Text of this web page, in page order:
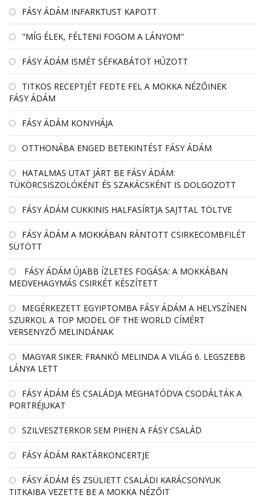
FÁSY ÁDÁM INFARKTUST KAPOTT
"MÍG ÉLEK, FÉLTENI FOGOM A LÁNYOM"
FÁSY ÁDÁM ISMÉT SÉFKABÁTOT HÚZOTT
TITKOS RECEPTJÉT FEDTE FEL A MOKKA NÉZŐINEK
FÁSY ÁDÁM
FÁSY ÁDÁM KONYHÁJA
OTTHONÁBA ENGED BETEKINTÉST FÁSY ÁDÁM
HATALMAS UTAT JÁRT BE FÁSY ÁDÁM:
TÜKÖRCSISZOLÓKÉNT ÉS SZAKÁCSKÉNT IS DOLGOZOTT
FÁSY ÁDÁM CUKKINIS HALFASÍRTJA SAJTTAL TÖLTVE
FÁSY ÁDÁM A MOKKÁBAN RÁNTOTT CSIRKECOMBFILÉT
SÜTÖTT
FÁSY ÁDÁM ÚJABB ÍZLETES FOGÁSA: A MOKKÁBAN
MEDVEHAGYMÁS CSIRKÉT KÉSZÍTETT
MEGÉRKEZETT EGYIPTOMBA FÁSY ÁDÁM A HELYSZÍNEN
SZURKOL A TOP MODEL OF THE WORLD CÍMÉRT
VERSENYZŐ MELINDÁNAK
MAGYAR SIKER: FRANKÓ MELINDA A VILÁG 6. LEGSZEBB
LÁNYA LETT
FÁSY ÁDÁM ÉS CSALÁDJA MEGHATÓDVA CSODÁLTÁK A
PORTRÉJUKAT
SZILVESZTERKOR SEM PIHEN A FÁSY CSALÁD
FÁSY ÁDÁM RAKTÁRKONCERTJE
FÁSY ÁDÁM ÉS ZSÜLIETT CSALÁDI KARÁCSONYUK
TITKAIBA VEZETTE BE A MOKKA NÉZŐIT